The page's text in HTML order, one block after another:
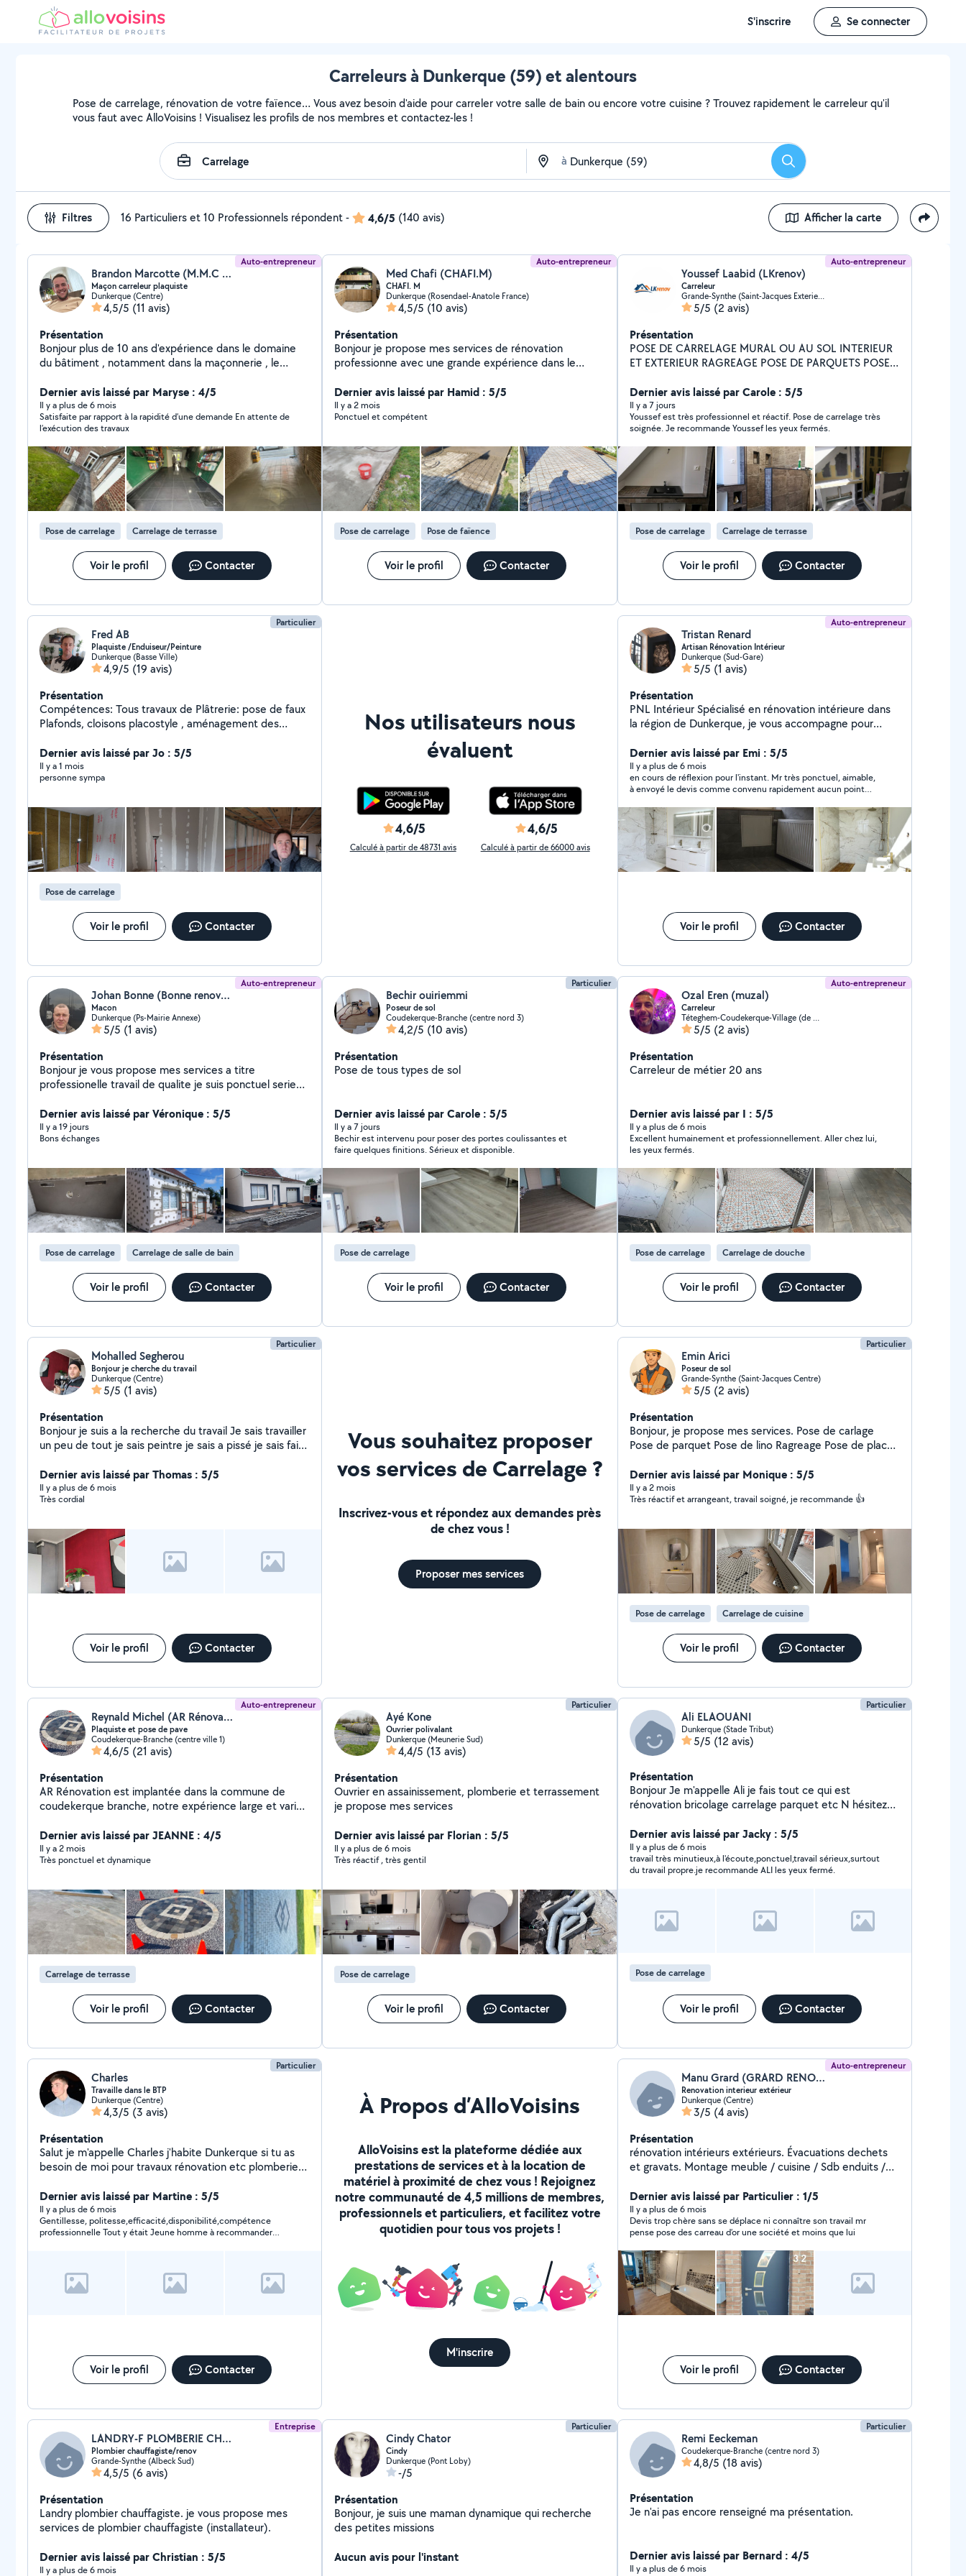
S'inscrire Se connecter
Carreleurs à Dunkerque (59) et alentours
Pose de carrelage, rénovation de votre faïence… Vous avez besoin d'aide pour carreler votre salle de bain ou encore votre cuisine ? Trouvez rapidement le carreleur qu'il
vous faut avec AlloVoisins ! Visualisez les profils de nos membres et contactez-les !
à Rechercher
Filtres 16 Particuliers et 10 Professionnels répondent- 4,6/5 (140 avis) Afficher la carte
Auto-entrepreneur
Brandon Marcotte (M.M.C BATIMENT)
Maçon carreleur plaquiste
Dunkerque (Centre)
4,5/5 (11 avis)
Présentation
Bonjour plus de 10 ans d'expérience dans le domaine
du bâtiment , notamment dans la maçonnerie , le
services avec un résultat garantie Je m'efforce chaque
jours a fournir un travail de qualité pour que mes clients
soit satisfait . maçonnerie de parpaing , briques ,
porotherm , ytong terrasse en béton , carrelage
extension de maison construction de maison
individuelles sablage , rejointoiement d'ancienne façade
carrelage sol , mur , extérieur , escalier ect placo ,
cloison , aménagement de comble enduit calicot
N'hésitez pas a me contacter je réalise vos devis
gratuitement dans un délai d'une semaine maximum . A
très bientôt. MMC Bâtiment.
Dernier avis laissé par Maryse : 4/5
Il y a plus de 6 mois
Satisfaite par rapport à la rapidité d’une demande En attente de
l’exécution des travaux
Pose de carrelage Carrelage de terrasse
Voir le profil Contacter
Auto-entrepreneur
Med Chafi (CHAFI.M)
CHAFI. M
Dunkerque (Rosendael-Anatole France)
4,5/5 (10 avis)
Présentation
Bonjour je propose mes services de rénovation
professionne avec une grande expérience dans le
menuiserie,la plomberie,électricité, carrelage
Dernier avis laissé par Hamid : 5/5
Il y a 2 mois
Ponctuel et compétent
Pose de carrelage Pose de faïence
Voir le profil Contacter
Auto-entrepreneur
Youssef Laabid (LKrenov)
Carreleur
Grande-Synthe (Saint-Jacques Exterieur)
5/5 (2 avis)
Présentation
POSE DE CARRELAGE MURAL OU AU SOL INTERIEUR
ET EXTERIEUR RAGREAGE POSE DE PARQUETS POSE
Dernier avis laissé par Carole : 5/5
Il y a 7 jours
Youssef est très professionnel et réactif. Pose de carrelage très
soignée. Je recommande Youssef les yeux fermés.
Pose de carrelage Carrelage de terrasse
Voir le profil Contacter
Particulier
Fred AB
Plaquiste /Enduiseur/Peinture
Dunkerque (Basse Ville)
4,9/5 (19 avis)
Présentation
Compétences: Tous travaux de Plâtrerie: pose de faux
Plafonds, cloisons placostyle , aménagement des
peinture,, carrelage, revêtement de sol Pose de
menuiseries PVC/ BOIS/ALU Travail très soigné,
sérieux, expérimenté. (''Je travaille au forfait'') Tarif très
avez des questions..
Dernier avis laissé par Jo : 5/5
Il y a 1 mois
personne sympa
Pose de carrelage
Voir le profil Contacter
Nos utilisateurs nous
évaluent
4,6/5
Calculé à partir de 48731 avis
4,6/5
Calculé à partir de 66000 avis
Auto-entrepreneur
Tristan Renard
Artisan Rénovation Intérieur
Dunkerque (Sud-Gare)
5/5 (1 avis)
Présentation
PNL Intérieur Spécialisé en rénovation intérieure dans
la région de Dunkerque, je vous accompagne pour
travaux complets. Contactez-moi pour donner vie à
votre intérieur !
Dernier avis laissé par Emi : 5/5
Il y a plus de 6 mois
en cours de réflexion pour l'instant. Mr très ponctuel, aimable,
à envoyé le devis comme convenu rapidement aucun point
Voir le profil Contacter
Auto-entrepreneur
Johan Bonne (Bonne renovation)
Macon
Dunkerque (Ps-Mairie Annexe)
5/5 (1 avis)
Présentation
Bonjour je vous propose mes services a titre
professionelle travail de qualite je suis ponctuel serieux
Dernier avis laissé par Véronique : 5/5
Il y a 19 jours
Bons échanges
Pose de carrelage Carrelage de salle de bain
Voir le profil Contacter
Particulier
Bechir ouiriemmi
Poseur de sol
Coudekerque-Branche (centre nord 3)
4,2/5 (10 avis)
Présentation
Pose de tous types de sol
Dernier avis laissé par Carole : 5/5
Il y a 7 jours
Bechir est intervenu pour poser des portes coulissantes et
faire quelques finitions. Sérieux et disponible.
Pose de carrelage
Voir le profil Contacter
Auto-entrepreneur
Ozal Eren (muzal)
Carreleur
Téteghem-Coudekerque-Village (de Groote-Chapeau Rouge)
5/5 (2 avis)
Présentation
Carreleur de métier 20 ans
Dernier avis laissé par I : 5/5
Il y a plus de 6 mois
Excellent humainement et professionnellement. Aller chez lui,
les yeux fermés.
Pose de carrelage Carrelage de douche
Voir le profil Contacter
Particulier
Mohalled Segherou
Bonjour je cherche du travail
Dunkerque (Centre)
5/5 (1 avis)
Présentation
Bonjour je suis a la recherche du travail Je sais travailler
un peu de tout je sais peintre je sais a pissé je sais faire
tout et je sais réparer les voitures qu'ils ont été
accidenté Merci bien Merci bien
Dernier avis laissé par Thomas : 5/5
Il y a plus de 6 mois
Très cordial
Voir le profil Contacter
Vous souhaitez proposer
vos services de Carrelage ?
Inscrivez-vous et répondez aux demandes près
de chez vous !
Proposer mes services
Particulier
Emin Arici
Poseur de sol
Grande-Synthe (Saint-Jacques Centre)
5/5 (2 avis)
Présentation
Bonjour, je propose mes services. Pose de carlage
Pose de parquet Pose de lino Ragreage Pose de placo
seulement 3 messages part mois.
Dernier avis laissé par Monique : 5/5
Il y a 2 mois
Très réactif et arrangeant, travail soigné, je recommande 👍
Pose de carrelage Carrelage de cuisine
Voir le profil Contacter
Auto-entrepreneur
Reynald Michel (AR Rénovation)
Plaquiste et pose de pave
Coudekerque-Branche (centre ville 1)
4,6/5 (21 avis)
Présentation
AR Rénovation est implantée dans la commune de
coudekerque branche, notre expérience large et variée
gamme de prestations de services dans le domaine de
la rénovation ( toiture, isolation, Plâtrerie, placo,
carrelage, parquet, pavés.......) Nous mettons tout en
vos exigences
Dernier avis laissé par JEANNE : 4/5
Il y a 2 mois
Très ponctuel et dynamique
Carrelage de terrasse
Voir le profil Contacter
Particulier
Ayé Kone
Ouvrier polivalant
Dunkerque (Meunerie Sud)
4,4/5 (13 avis)
Présentation
Ouvrier en assainissement, plomberie et terrassement
je propose mes services
Dernier avis laissé par Florian : 5/5
Il y a plus de 6 mois
Très réactif , très gentil
Pose de carrelage
Voir le profil Contacter
Particulier
Ali ELAOUANI
Dunkerque (Stade Tribut)
5/5 (12 avis)
Présentation
Bonjour Je m'appelle Ali je fais tout ce qui est
rénovation bricolage carrelage parquet etc N hésitez
soixante quinze Quarante neuf Merci
Dernier avis laissé par Jacky : 5/5
Il y a plus de 6 mois
travail très minutieux,à l'écoute,ponctuel,travail sérieux,surtout
du travail propre.je recommande ALI les yeux fermé.
Pose de carrelage
Voir le profil Contacter
Particulier
Charles
Travaille dans le BTP
Dunkerque (Centre)
4,3/5 (3 avis)
Présentation
Salut je m'appelle Charles j'habite Dunkerque si tu as
besoin de moi pour travaux rénovation etc plomberie
Appelle moi !
Dernier avis laissé par Martine : 5/5
Il y a plus de 6 mois
Gentillesse, politesse,efficacité,disponibilité,compétence
professionnelle Tout y était Jeune homme à recommander
Voir le profil Contacter
À Propos d’AlloVoisins
AlloVoisins est la plateforme dédiée aux
prestations de services et à la location de
matériel à proximité de chez vous ! Rejoignez
notre communauté de 4,5 millions de membres,
professionnels et particuliers, et facilitez votre
quotidien pour tous vos projets !
M'inscrire
Auto-entrepreneur
Manu Grard (GRARD RENOV)
Renovation interieur extérieur
Dunkerque (Centre)
3/5 (4 avis)
Présentation
rénovation intérieurs extérieurs. Évacuations dechets
et gravats. Montage meuble / cuisine / Sdb enduits /
Dernier avis laissé par Particulier : 1/5
Il y a plus de 6 mois
Devis trop chère sans se déplace ni connaître son travail mr
pense pose des carreau d’or une société et moins que lui
Voir le profil Contacter
Entreprise
LANDRY-F PLOMBERIE CHAUFFAGE77
Plombier chauffagiste/renov
Grande-Synthe (Albeck Sud)
4,5/5 (6 avis)
Présentation
Landry plombier chauffagiste. je vous propose mes
services de plombier chauffagiste (installateur).
Dernier avis laissé par Christian : 5/5
Il y a plus de 6 mois
Particulier
Cindy Chator
Cindy
Dunkerque (Pont Loby)
-/5
Présentation
Bonjour, je suis une maman dynamique qui recherche
des petites missions
Aucun avis pour l'instant
Particulier
Remi Eeckeman
Coudekerque-Branche (centre nord 3)
4,8/5 (18 avis)
Présentation
Je n'ai pas encore renseigné ma présentation.
Dernier avis laissé par Bernard : 4/5
Il y a plus de 6 mois